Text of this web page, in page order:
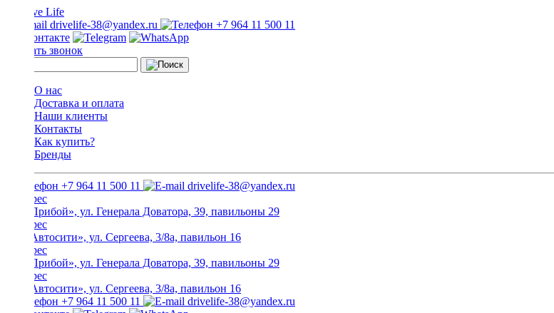
drivelife-38@yandex.ru +7 964 11 500 11
Заказать звонок
О нас
Доставка и оплата
Наши клиенты
Контакты
Как купить?
Бренды
+7 964 11 500 11 drivelife-38@yandex.ru
ТЦ «Прибой», ул. Генерала Доватора, 39, павильоны 29
ТЦ «Автосити», ул. Сергеева, 3/8а, павильон 16
ТЦ «Прибой», ул. Генерала Доватора, 39, павильоны 29
ТЦ «Автосити», ул. Сергеева, 3/8а, павильон 16
+7 964 11 500 11
drivelife-38@yandex.ru